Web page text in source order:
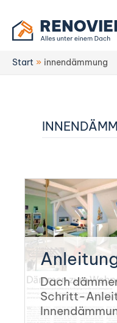
Inhalt
springen
Start innendämmung
Dach
Schritt-